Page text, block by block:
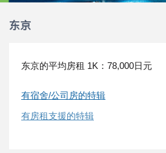
东京
东京的平均房租 1K：78,000日元
有宿舍/公司房的特辑
有房租支援的特辑